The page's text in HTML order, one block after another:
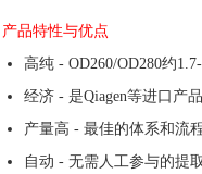
产品特性与优点
高纯 - OD260/OD280约
经济 - 是Qiagen等进口产
产量高 - 最佳的体系和流
自动 - 无需人工参与的提